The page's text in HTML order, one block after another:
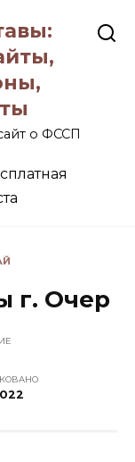
о ФССП
г. Очер